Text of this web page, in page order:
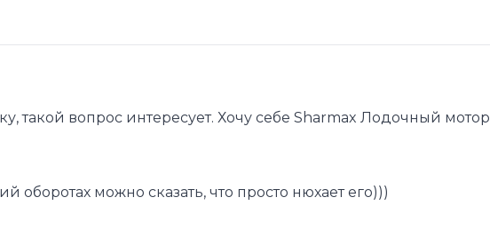
такой вопрос интересует. Хочу себе Sharmax Лодочный мотор
оборотах можно сказать, что просто нюхает его)))